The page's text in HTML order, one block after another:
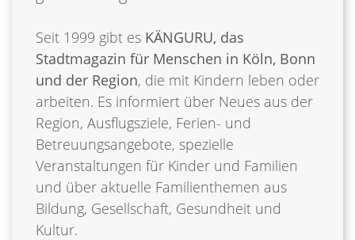
Seit 1999 gibt es KÄNGURU, das
Stadtmagazin für Menschen in Köln, Bonn
und der Region, die mit Kindern leben oder
arbeiten. Es informiert über Neues aus der
Region, Ausflugsziele, Ferien- und
Betreuungsangebote, spezielle
Veranstaltungen für Kinder und Familien
und über aktuelle Familienthemen aus
Bildung, Gesellschaft, Gesundheit und
Kultur.